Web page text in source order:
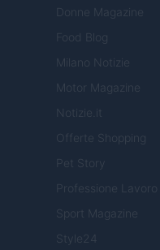
Donne Magazine
Food Blog
Milano Notizie
Motor Magazine
Notizie.it
Offerte Shopping
Pet Story
Professione Lavoro
Sport Magazine
Style24